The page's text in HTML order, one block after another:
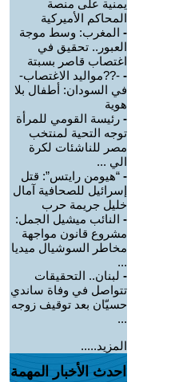
يمنية على منصة
المحاكم الأميركية
- المغرب: وسط موجة
العبور.. تحقيق في
اغتصاب قاصر بسبتة
- -??مواليد الاغتصاب-
في السودان: أطفال بلا
هوية
- رئيسة القومي للمرأة
توجه التحية لمنتخب
مصر للناشئات لكرة
الي ...
- “هيومن رايتس”: قتل
إسرائيل للصحافية آمال
خليل جريمة حرب
- النائب ميشيل الجمل:
مشروع قانون مواجهة
مخاطر السوشيال ميديا
...
- لبنان.. التحقيقات
تتواصل في وفاة ساندي
حسيّان بعد توقيف زوجه
...
المزيد.....
احدث الأخبار المهمة